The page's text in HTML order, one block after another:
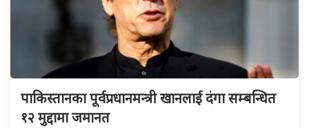
पाकिस्तानका पूर्वप्रधानमन्त्री खानलाई दंगा सम्बन्धित
१२ मुद्दामा जमानत